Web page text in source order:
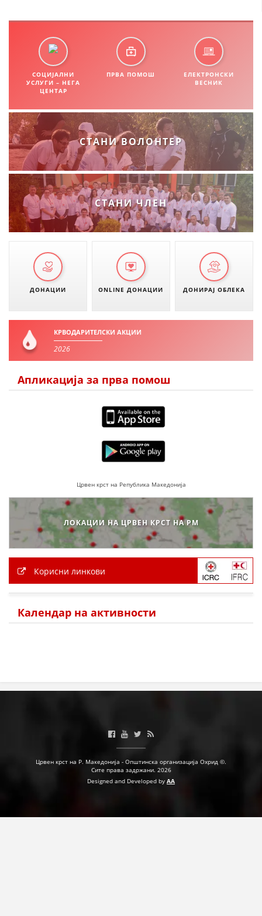
СОЦИЈАЛНИ
УСЛУГИ – НЕГА
ЦЕНТАР
ПРВА ПОМОШ
ЕЛЕКТРОНСКИ
ВЕСНИК
СТАНИ ВОЛОНТЕР
СТАНИ ЧЛЕН
ДОНАЦИИ ONLINE ДОНАЦИИ ДОНИРАЈ ОБЛЕКА
КРВОДАРИТЕЛСКИ АКЦИИ
2026
Апликација за прва помош
Црвен крст на Република Македонија
ЛОКАЦИИ НА ЦРВЕН КРСТ НА РМ
Корисни линкови
Календар на активности
Црвен крст на Р. Македонија - Општинска организација Охрид ©.
Сите права задржани. 2026
Designed and Developed by AA